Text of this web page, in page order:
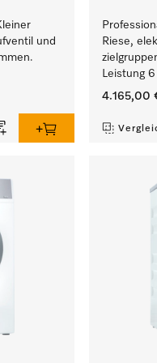
und
Riese,
Leistung
4.165,00